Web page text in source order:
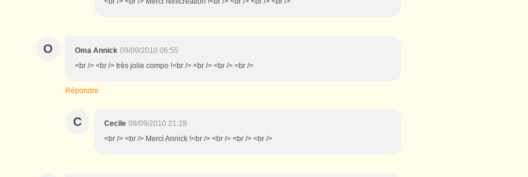
O Oma Annick 09/09/2010 06:55
<br /> <br /> très jolie compo !<br /> <br /> <br /> <br />
Répondre
C Cecile 09/09/2010 21:28
<br /> <br /> Merci Annick !<br /> <br /> <br /> <br />